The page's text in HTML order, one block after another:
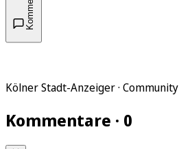
Kölner Stadt-Anzeiger · Community
Kommentare · 0